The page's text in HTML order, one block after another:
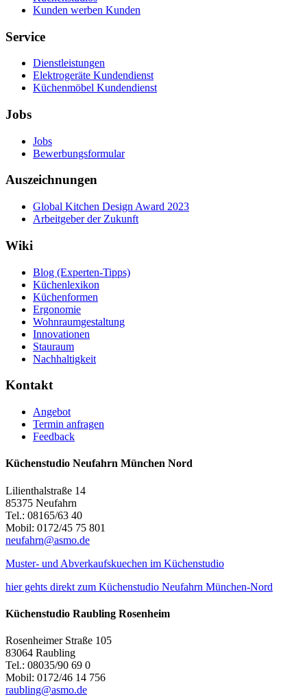
Kunden werben Kunden
Service
Dienstleistungen
Elektrogeräte Kundendienst
Küchenmöbel Kundendienst
Jobs
Jobs
Bewerbungsformular
Auszeichnungen
Global Kitchen Design Award 2023
Arbeitgeber der Zukunft
Wiki
Blog (Experten-Tipps)
Küchenlexikon
Küchenformen
Ergonomie
Wohnraumgestaltung
Innovationen
Stauraum
Nachhaltigkeit
Kontakt
Angebot
Termin anfragen
Feedback
Küchenstudio Neufahrn München Nord
Lilienthalstraße 14
85375 Neufahrn
Tel.: 08165/63 40
Mobil: 0172/45 75 801
neufahrn@asmo.de
Muster- und Abverkaufskuechen im Küchenstudio
hier gehts direkt zum Küchenstudio Neufahrn München-Nord
Küchenstudio Raubling Rosenheim
Rosenheimer Straße 105
83064 Raubling
Tel.: 08035/90 69 0
Mobil: 0172/46 14 756
raubling@asmo.de